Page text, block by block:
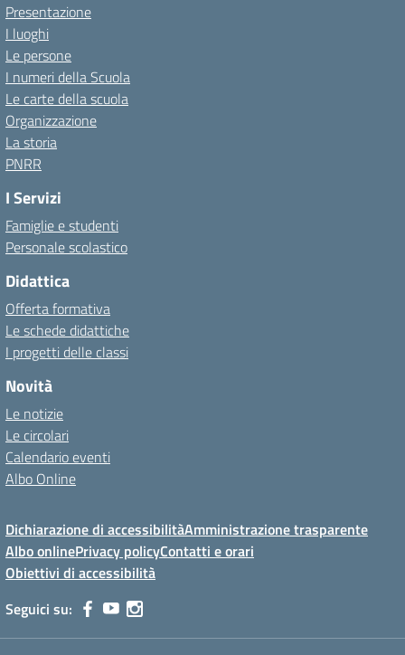
Presentazione
I luoghi
Le persone
I numeri della Scuola
Le carte della scuola
Organizzazione
La storia
PNRR
I Servizi
Famiglie e studenti
Personale scolastico
Didattica
Offerta formativa
Le schede didattiche
I progetti delle classi
Novità
Le notizie
Le circolari
Calendario eventi
Albo Online
Dichiarazione di accessibilitàAmministrazione trasparente
Albo onlinePrivacy policyContatti e orari
Obiettivi di accessibilità
Seguici su: